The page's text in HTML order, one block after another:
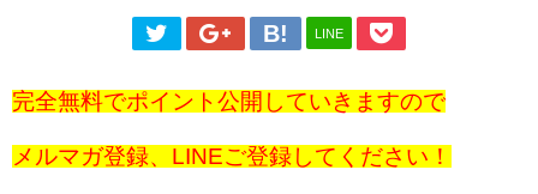
LINE
完全無料でポイント公開していきますので
メルマガ登録、LINEご登録してください！